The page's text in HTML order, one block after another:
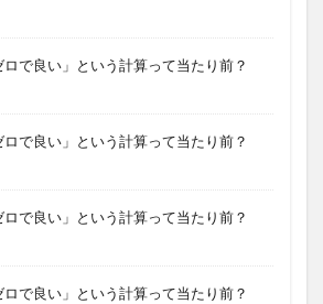
で良い」という計算って当たり前？
で良い」という計算って当たり前？
で良い」という計算って当たり前？
で良い」という計算って当たり前？